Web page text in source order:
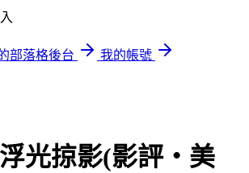
部落格後台
我的帳號
光掠影(影評‧美